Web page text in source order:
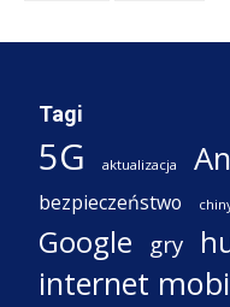
Tagi
5G aktualizacja
bezpieczeństwo
Google gry
internet